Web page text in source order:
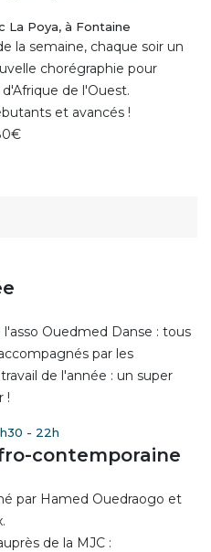
La Poya, à Fontaine
la semaine, chaque soir un
chorégraphie pour
de l'Ouest.
et avancés !
Ouedmed Danse : tous
par les
de l'année : un super
!
- 22h
contemporaine
par Hamed Ouedraogo et
de la MJC :